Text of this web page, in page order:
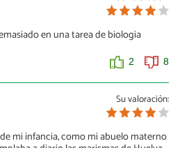
en una tarea de biologia
2 8
Su valoración:
mi infancia, como mi abuelo materno